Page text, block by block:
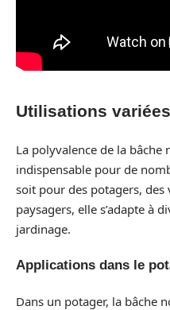
Utilisations
La polyvalence de la
indispensable pour de
soit pour des potagers, des
paysagers, elle s’adapte à
jardinage.
Applications dans le
Dans un potager, la bâche